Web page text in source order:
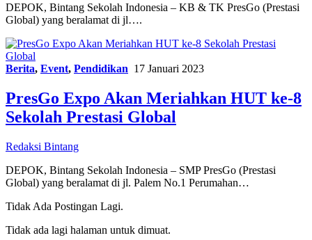
DEPOK, Bintang Sekolah Indonesia – KB & TK PresGo (Prestasi
Global) yang beralamat di jl….
Berita, Event, Pendidikan 17 Januari 2023
PresGo Expo Akan Meriahkan HUT ke-8
Sekolah Prestasi Global
Redaksi Bintang
DEPOK, Bintang Sekolah Indonesia – SMP PresGo (Prestasi
Global) yang beralamat di jl. Palem No.1 Perumahan…
Tidak Ada Postingan Lagi.
Tidak ada lagi halaman untuk dimuat.